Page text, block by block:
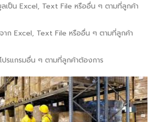
เป็น Excel, Text File หรืออื่น ๆ ตามที่ลูกค้า
จาก Excel, Text File หรืออื่น ๆ ตามที่ลูกค้า
ปรแกรมอื่น ๆ ตามที่ลูกค้าต้องการ